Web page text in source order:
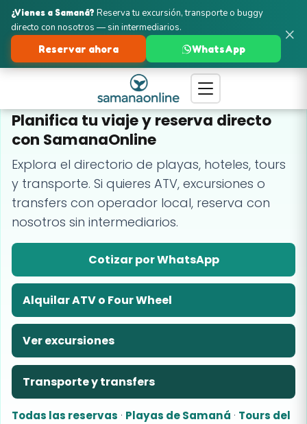
GUÍA Y RESERVAS EN SAMANÁ
Planifica tu viaje y reserva directo
con SamanaOnline
Explora el directorio de playas, hoteles, tours
y transporte. Si quieres ATV, excursiones o
transfers con operador local, reserva con
nosotros sin intermediarios.
Cotizar por WhatsApp
Alquilar ATV o Four Wheel
Ver excursiones
Transporte y transfers
Todas las reservas · Playas de Samaná · Tours del
×
¿Vienes a Samaná? Reserva tu excursión, transporte o buggy
directo con nosotros — sin intermediarios.
Reservar ahora WhatsApp